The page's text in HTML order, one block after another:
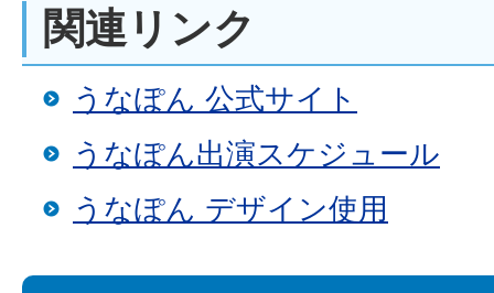
関連リンク
うなぽん 公式サイト
うなぽん出演スケジュール
うなぽん デザイン使用